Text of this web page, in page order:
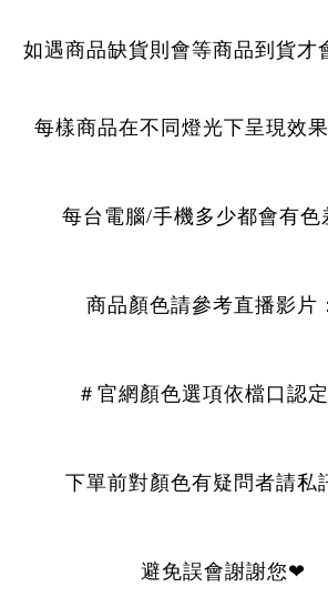
如遇商品缺貨則會等商品到貨才
每樣商品在不同燈光下呈現效
每台電腦/手機多少都會有色
商品顏色請參考直播影片
＃官網顏色選項依檔口認
下單前對顏色有疑問者請私
避免誤會謝謝您❤